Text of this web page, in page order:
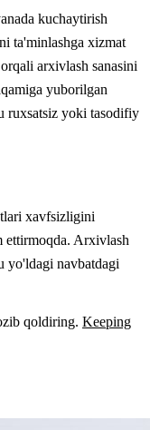
kuchaytirish
ta'minlashga xizmat
arxivlash sanasini
yuborilgan
ruxsatsiz yoki tasodifiy
xavfsizligini
ettirmoqda. Arxivlash
navbatdagi
qoldiring. Keeping